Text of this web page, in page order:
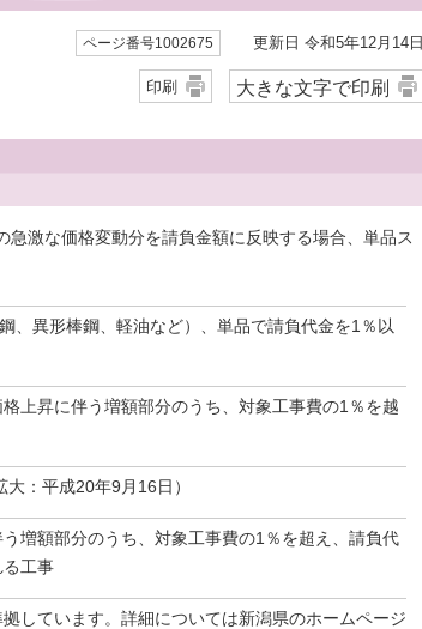
ページ番号1002675 更新日 令和5年12月14日
印刷 大きな文字で印刷
激な価格変動分を請負金額に反映する場合、単品ス
、異形棒鋼、軽油など）、単品で請負代金を1％以
上昇に伴う増額部分のうち、対象工事費の1％を越
：平成20年9月16日）
増額部分のうち、対象工事費の1％を超え、請負代
工事
しています。詳細については新潟県のホームページ